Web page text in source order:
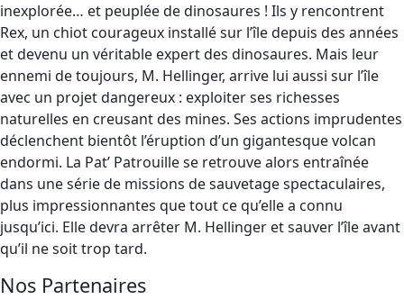
inexplorée… et peuplée de dinosaures ! Ils y rencontrent
Rex, un chiot courageux installé sur l’île depuis des années
et devenu un véritable expert des dinosaures. Mais leur
ennemi de toujours, M. Hellinger, arrive lui aussi sur l’île
avec un projet dangereux : exploiter ses richesses
naturelles en creusant des mines. Ses actions imprudentes
déclenchent bientôt l’éruption d’un gigantesque volcan
endormi. La Pat’ Patrouille se retrouve alors entraînée
dans une série de missions de sauvetage spectaculaires,
plus impressionnantes que tout ce qu’elle a connu
jusqu’ici. Elle devra arrêter M. Hellinger et sauver l’île avant
qu’il ne soit trop tard.
Nos Partenaires